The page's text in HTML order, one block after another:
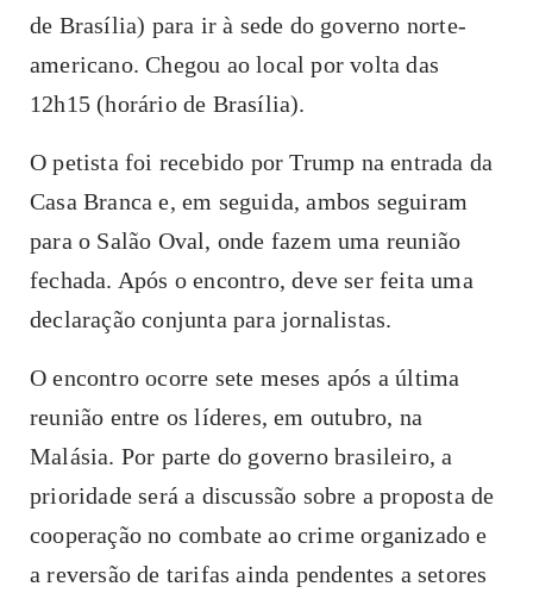
de Brasília) para ir à sede do governo norte-
americano. Chegou ao local por volta das
12h15 (horário de Brasília).
O petista foi recebido por Trump na entrada da
Casa Branca e, em seguida, ambos seguiram
para o Salão Oval, onde fazem uma reunião
fechada. Após o encontro, deve ser feita uma
declaração conjunta para jornalistas.
O encontro ocorre sete meses após a última
reunião entre os líderes, em outubro, na
Malásia. Por parte do governo brasileiro, a
prioridade será a discussão sobre a proposta de
cooperação no combate ao crime organizado e
a reversão de tarifas ainda pendentes a setores